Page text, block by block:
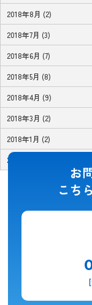
2018年8月 (2)
2018年7月 (3)
2018年6月 (7)
2018年5月 (8)
2018年4月 (9)
2018年3月 (2)
2018年1月 (2)
2017年11月 (1)
お
こち